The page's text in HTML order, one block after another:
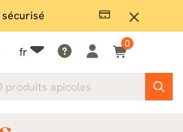
close
choix en stock
fr
0